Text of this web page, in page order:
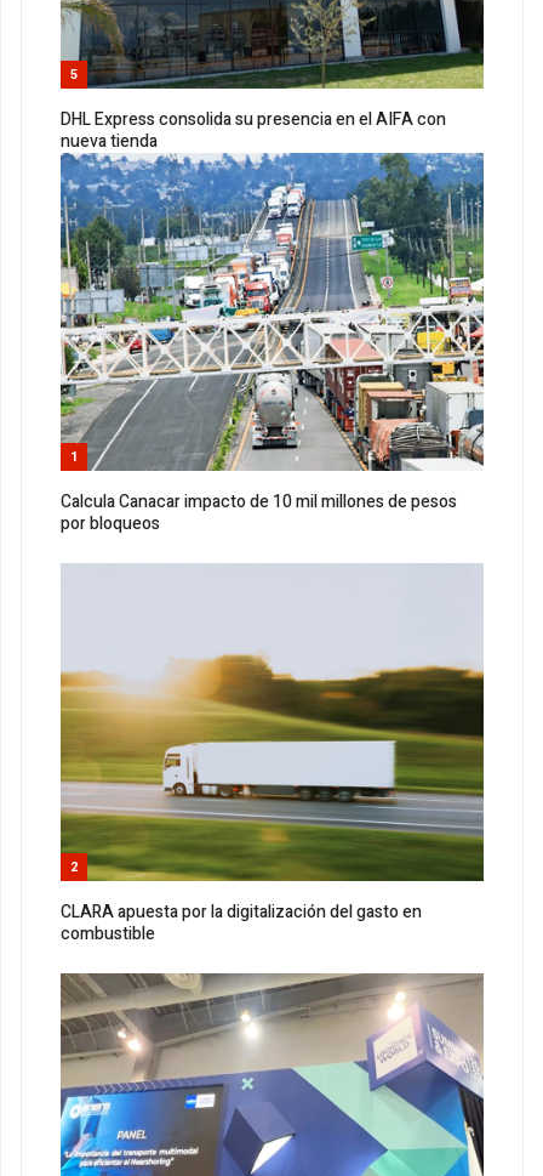
5
DHL Express consolida su presencia en el AIFA con
nueva tienda
1
Calcula Canacar impacto de 10 mil millones de pesos
por bloqueos
2
CLARA apuesta por la digitalización del gasto en
combustible